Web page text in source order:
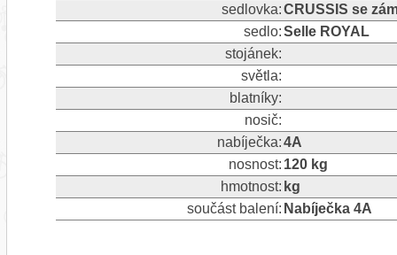
sedlovka:CRUSSIS se
sedlo:Selle ROYAL
stojánek:
světla:
blatníky:
nosič:
nabíječka:4A
nosnost: 120 kg
hmotnost: kg
součást balení: Nabíječka 4A